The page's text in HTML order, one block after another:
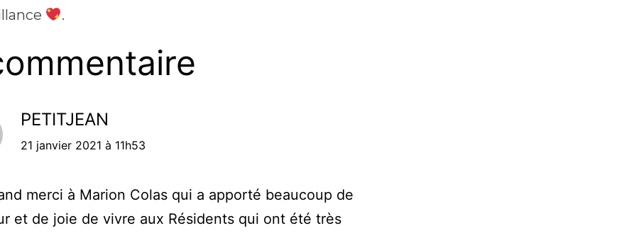
.
PETITJEAN
21 janvier 2021 à 11h53
merci à Marion Colas qui a apporté beaucoup de
et de joie de vivre aux Résidents qui ont été très